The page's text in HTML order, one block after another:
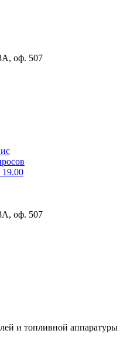
оф. 507
оф. 507
и топливной аппаратуры